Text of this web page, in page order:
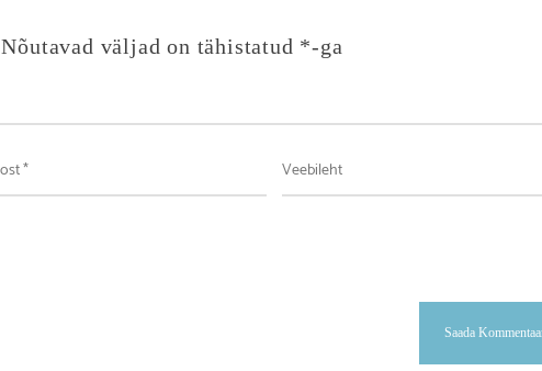
Nõutavad väljad on tähistatud *-ga